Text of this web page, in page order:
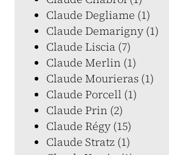
Claude Degliame (1)
Claude Demarigny (1)
Claude Liscia (7)
Claude Merlin (1)
Claude Mourieras (1)
Claude Porcell (1)
Claude Prin (2)
Claude Régy (15)
Claude Stratz (1)